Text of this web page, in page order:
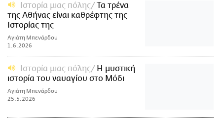
Ιστορία μιας πόλης
Τα τρένα
της Αθήνας είναι καθρέφτης της
Ιστορίας της
Αγιάτη Μπενάρδου
1.6.2026
Ιστορία μιας πόλης
Η μυστική
ιστορία του ναυαγίου στο Μόδι
Αγιάτη Μπενάρδου
25.5.2026